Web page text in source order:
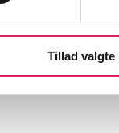
Tillad valgte